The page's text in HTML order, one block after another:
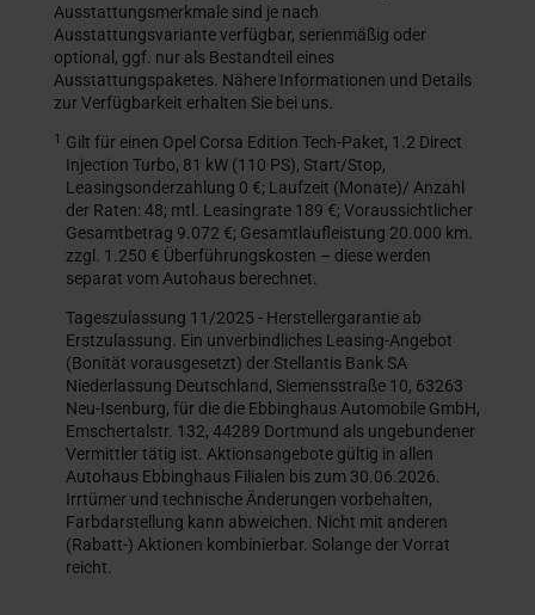
Ausstattungsmerkmale sind je nach
Ausstattungsvariante verfügbar, serienmäßig oder
optional, ggf. nur als Bestandteil eines
Ausstattungspaketes. Nähere Informationen und Details
zur Verfügbarkeit erhalten Sie bei uns.
1 Gilt für einen Opel Corsa Edition Tech-Paket, 1.2 Direct
Injection Turbo, 81 kW (110 PS), Start/Stop,
Leasingsonderzahlung 0 €; Laufzeit (Monate)/ Anzahl
der Raten: 48; mtl. Leasingrate 189 €; Voraussichtlicher
Gesamtbetrag 9.072 €; Gesamtlaufleistung 20.000 km.
zzgl. 1.250 € Überführungskosten – diese werden
separat vom Autohaus berechnet.
Tageszulassung 11/2025 - Herstellergarantie ab
Erstzulassung. Ein unverbindliches Leasing-Angebot
(Bonität vorausgesetzt) der Stellantis Bank SA
Niederlassung Deutschland, Siemensstraße 10, 63263
Neu-Isenburg, für die die Ebbinghaus Automobile GmbH,
Emschertalstr. 132, 44289 Dortmund als ungebundener
Vermittler tätig ist. Aktionsangebote gültig in allen
Autohaus Ebbinghaus Filialen bis zum 30.06.2026.
Irrtümer und technische Änderungen vorbehalten,
Farbdarstellung kann abweichen. Nicht mit anderen
(Rabatt-) Aktionen kombinierbar. Solange der Vorrat
reicht.